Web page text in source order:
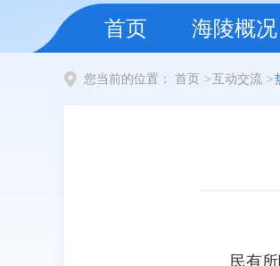
首页 海陵概况
您当前的位置： 首页 > 互动交流 >
民有